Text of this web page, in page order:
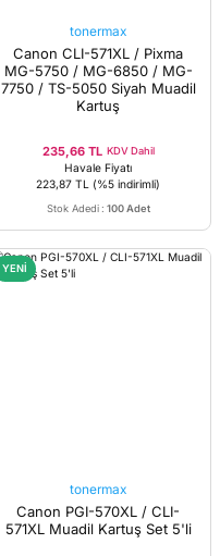
tonermax
Canon CLI-571XL / Pixma
MG-5750 / MG-6850 / MG-
7750 / TS-5050 Siyah Muadil
Kartuş
235,66 TL KDV Dahil
Havale Fiyatı
223,87 TL (%5 indirimli)
Stok Adedi : 100 Adet
YENİ
tonermax
Canon PGI-570XL / CLI-
571XL Muadil Kartuş Set 5'li